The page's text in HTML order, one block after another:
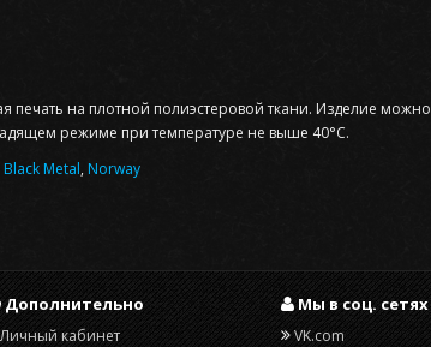
печать на плотной полиэстеровой ткани. Изделие можно
режиме при температуре не выше 40°С.
Metal, Norway
Дополнительно
Личный кабинет
Мы в соц. сетях
VK.com